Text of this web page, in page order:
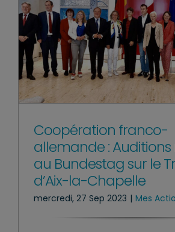
Coopération franco-
allemande :
au Bundestag sur le
d’Aix-la-Chapelle
mercredi, 27 Sep 2023 | Mes